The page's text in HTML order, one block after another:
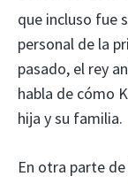
que incluso fue
personal de la
pasado, el rey
habla de cómo
hija y su familia.
En otra parte